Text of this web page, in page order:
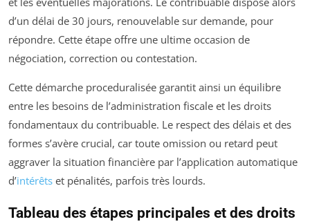
d’un délai de 30 jours, renouvelable sur demande, pour
répondre. Cette étape offre une ultime occasion de
négociation, correction ou contestation.
Cette démarche proceduralisée garantit ainsi un équilibre
entre les besoins de l’administration fiscale et les droits
fondamentaux du contribuable. Le respect des délais et des
formes s’avère crucial, car toute omission ou retard peut
aggraver la situation financière par l’application automatique
d’intérêts et pénalités, parfois très lourds.
Tableau des étapes principales et des droits